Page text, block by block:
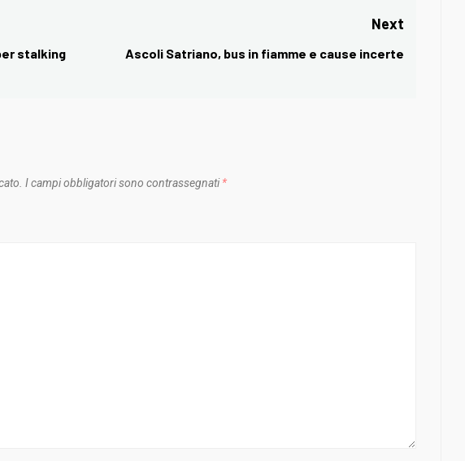
stalking
Next
Next
Ascoli Satriano, bus in fiamme e cause incerte
I campi obbligatori sono contrassegnati *